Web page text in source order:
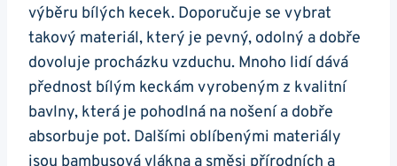
výběru bílých ‌kecek. Doporučuje se ⁢vybrat
takový materiál, který je pevný,‌ odolný a dobře‌
dovoluje procházku vzduchu. Mnoho lidí dává⁤
přednost‌ bílým ⁢keckám vyrobeným z kvalitní
bavlny, která je pohodlná na nošení a dobře
⁤absorbuje⁢ pot. Dalšími oblíbenými materiály
jsou bambusová vlákna a směsi přírodních a